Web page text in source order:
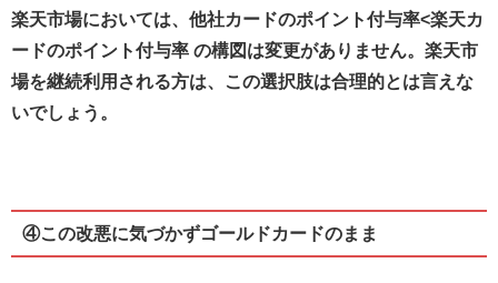
楽天市場においては、他社カードのポイント付与率<楽天カ
ードのポイント付与率 の構図は変更がありません。楽天市
場を継続利用される方は、この選択肢は合理的とは言えな
いでしょう。
④この改悪に気づかずゴールドカードのまま